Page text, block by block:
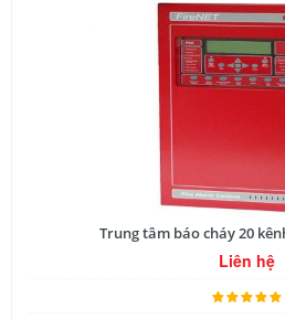
Trung tâm báo cháy 20
Liên hệ